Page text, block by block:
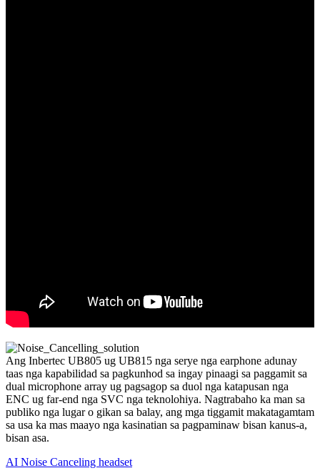
Ang Inbertec UB805 ug UB815 nga serye nga earphone adunay
taas nga kapabilidad sa pagkunhod sa ingay pinaagi sa paggamit sa
dual microphone array ug pagsagop sa duol nga katapusan nga
ENC ug far-end nga SVC nga teknolohiya. Nagtrabaho ka man sa
publiko nga lugar o gikan sa balay, ang mga tiggamit makatagamtam
sa usa ka mas maayo nga kasinatian sa pagpaminaw bisan kanus-a,
bisan asa.
AI Noise Canceling headset